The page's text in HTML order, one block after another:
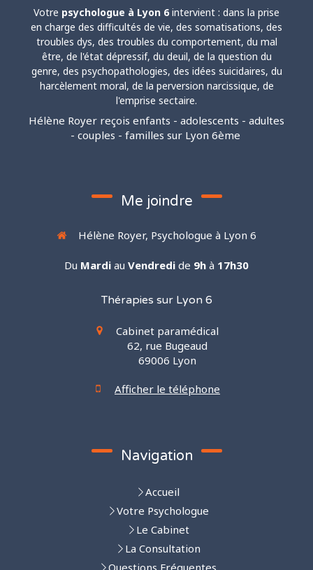
Votre psychologue à Lyon 6intervient : dans la prise
en charge des difficultés de vie, des somatisations, des
troubles dys, des troubles du comportement, du mal
être, de l'état dépressif, du deuil, de la question du
genre, des psychopathologies, des idées suicidaires, du
harcèlement moral, de la perversion narcissique, de
l'emprise sectaire.
Hélène Royer reçois enfants - adolescents - adultes
- couples - familles sur Lyon 6ème
Me joindre
Hélène Royer, Psychologue à Lyon 6
Du Mardi au Vendredi de 9h à 17h30
Thérapies sur Lyon 6
Cabinet paramédical
62, rue Bugeaud
69006 Lyon
Afficher le téléphone
Navigation
Accueil
Votre Psychologue
Le Cabinet
La Consultation